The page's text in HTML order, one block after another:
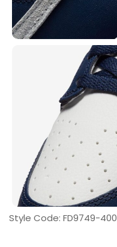
Style Code: FD9749-400